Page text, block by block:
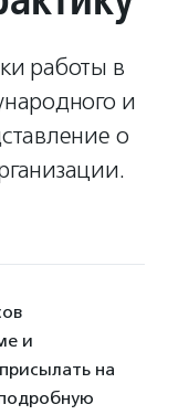
работы в
и
о
и
на